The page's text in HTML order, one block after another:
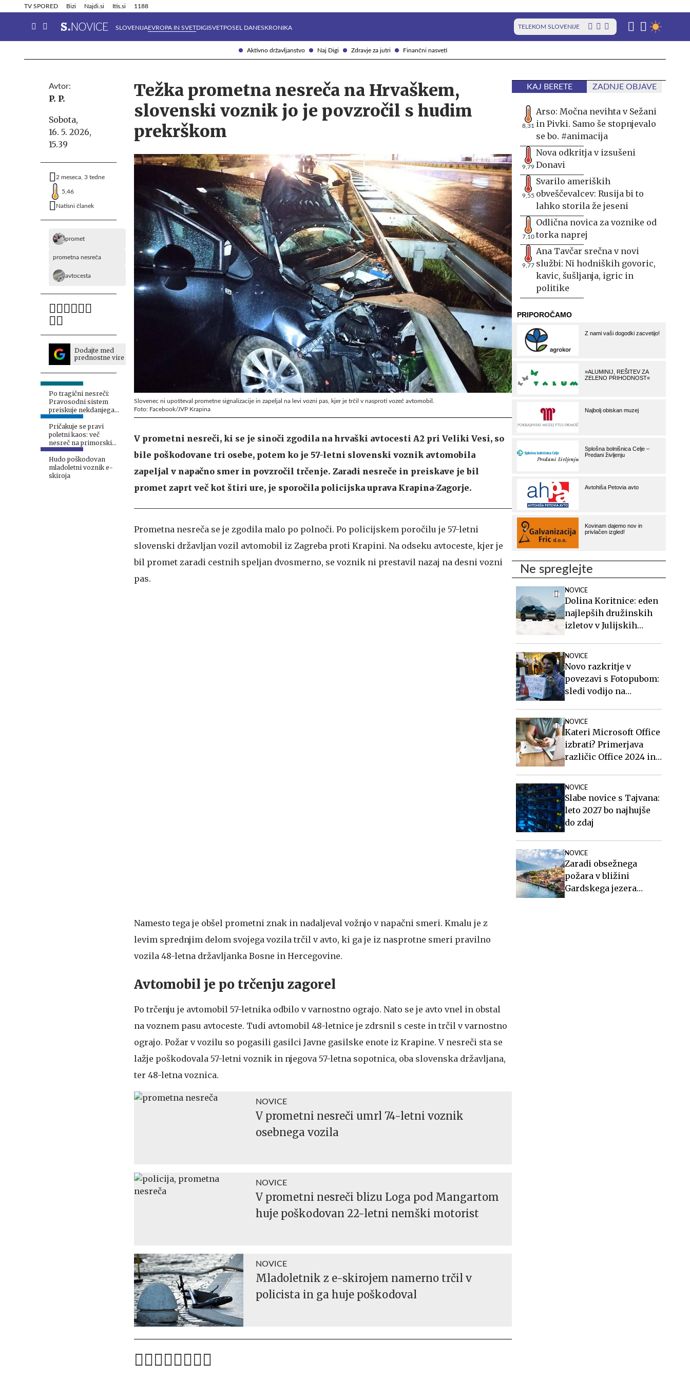
Aktivno državljanstvo Naj Digi Zdravje za jutri Finančni nasveti
TV SPORED Bizi Najdi.si Itis.si 1188
SLOVENIJAEVROPA IN SVETDIGISVETPOSEL DANESKRONIKA TELEKOM SLOVENIJE
Info in obvestila Tehnik
Avtor:
P. P.
Sobota,
16. 5. 2026,
15.39
2 meseca, 3 tedne
5,46
Natisni članek
promet
prometna nesreča
avtocesta
Dodajte med
prednostne vire
Po tragični nesreči:
Pravosodni sistem
preiskuje nekdanjega
smučarskega asa
Pričakuje se pravi
poletni kaos: več
nesreč na primorski
avtocesti
Hudo poškodovan
mladoletni voznik e-
skiroja
Težka prometna nesreča na Hrvaškem,
slovenski voznik jo je povzročil s hudim
prekrškom
Slovenec ni upošteval prometne signalizacije in zapeljal na levi vozni pas, kjer je trčil v nasproti vozeč avtomobil.
Foto: Facebook/JVP Krapina
V prometni nesreči, ki se je sinoči zgodila na hrvaški avtocesti A2 pri Veliki Vesi, so
bile poškodovane tri osebe, potem ko je 57-letni slovenski voznik avtomobila
zapeljal v napačno smer in povzročil trčenje. Zaradi nesreče in preiskave je bil
promet zaprt več kot štiri ure, je sporočila policijska uprava Krapina-Zagorje.
Prometna nesreča se je zgodila malo po polnoči. Po policijskem poročilu je 57-letni
slovenski državljan vozil avtomobil iz Zagreba proti Krapini. Na odseku avtoceste, kjer je
bil promet zaradi cestnih speljan dvosmerno, se voznik ni prestavil nazaj na desni vozni
pas.
Namesto tega je obšel prometni znak in nadaljeval vožnjo v napačni smeri. Kmalu je z
levim sprednjim delom svojega vozila trčil v avto, ki ga je iz nasprotne smeri pravilno
vozila 48-letna državljanka Bosne in Hercegovine.
Avtomobil je po trčenju zagorel
Po trčenju je avtomobil 57-letnika odbilo v varnostno ograjo. Nato se je avto vnel in obstal
na voznem pasu avtoceste. Tudi avtomobil 48-letnice je zdrsnil s ceste in trčil v varnostno
ograjo. Požar v vozilu so pogasili gasilci Javne gasilske enote iz Krapine. V nesreči sta se
lažje poškodovala 57-letni voznik in njegova 57-letna sopotnica, oba slovenska državljana,
ter 48-letna voznica.
NOVICE
V prometni nesreči umrl 74-letni voznik
osebnega vozila
NOVICE
V prometni nesreči blizu Loga pod Mangartom
huje poškodovan 22-letni nemški motorist
NOVICE
Mladoletnik z e-skirojem namerno trčil v
policista in ga huje poškodoval
KAJ BERETE ZADNJE OBJAVE
8,31
Arso: Močna nevihta v Sežani
in Pivki. Samo še stopnjevalo
se bo. #animacija
9,79
Nova odkritja v izsušeni
Donavi
9,55
Svarilo ameriških
obveščevalcev: Rusija bi to
lahko storila že jeseni
7,10
Odlična novica za voznike od
torka naprej
9,77
Ana Tavčar srečna v novi
službi: Ni hodniških govoric,
kavic, šušljanja, igric in
politike
Ne spreglejte
NOVICE
Dolina Koritnice: eden
najlepših družinskih
izletov v Julijskih
NOVICE
Novo razkritje v
povezavi s Fotopubom:
sledi vodijo na
NOVICE
Kateri Microsoft Office
izbrati? Primerjava
različic Office 2024 in
NOVICE
Slabe novice s Tajvana:
leto 2027 bo najhujše
do zdaj
NOVICE
Zaradi obsežnega
požara v bližini
Gardskega jezera